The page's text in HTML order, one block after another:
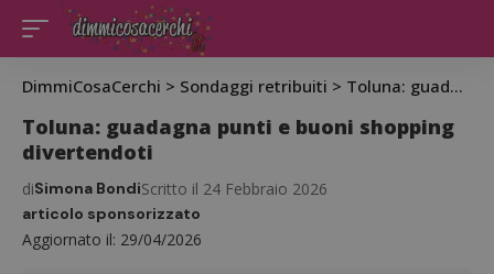
DimmiCosaCerchi > Sondaggi retribuiti > Toluna: guadagna punti e buoni shopping divertendoti
Toluna: guadagna punti e buoni shopping
divertendoti
Aggiornato il: 29/04/2026
diSimona BondiScritto il 24 Febbraio 2026
articolo sponsorizzato